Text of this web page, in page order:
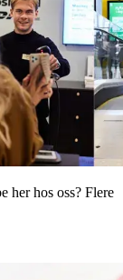
her hos oss? Flere